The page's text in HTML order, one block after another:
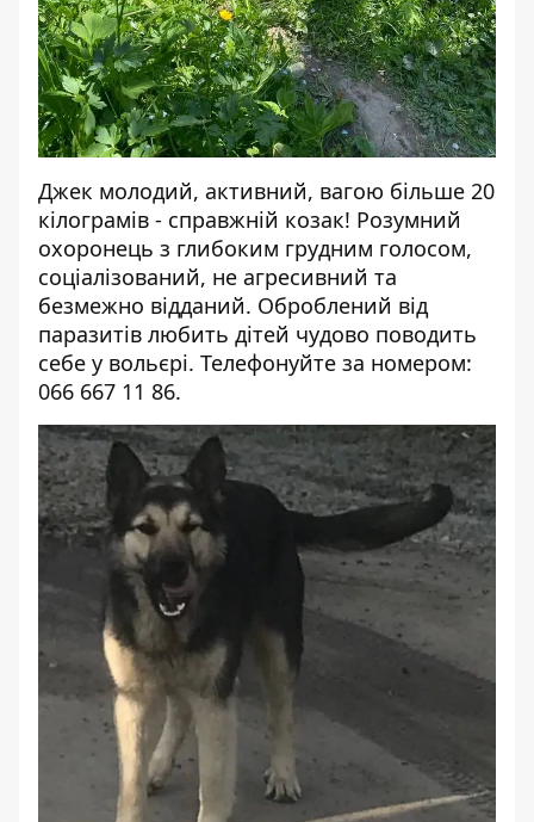
Джек молодий, активний, вагою більше 20
кілограмів - справжній козак! Розумний
охоронець з глибоким грудним голосом,
соціалізований, не агресивний та
безмежно відданий. Оброблений від
паразитів любить дітей чудово поводить
себе у вольєрі. Телефонуйте за номером:
066 667 11 86.